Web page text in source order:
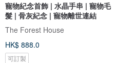
寵物紀念首飾 | 水晶手串 | 寵物毛
髮 | 骨灰紀念 | 寵物離世連結
The Forest House
HK$ 888.0
可訂製